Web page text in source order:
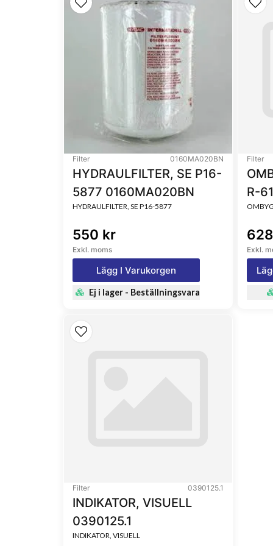
Filter 0160MA020BN
HYDRAULFILTER, SE P16-
5877 0160MA020BN
HYDRAULFILTER, SE P16-5877
550 kr
Exkl. moms
Lägg I Varukorgen
Ej i lager - Beställningsvara
Filter
R-
Exkl.
Filter 0390125.1
INDIKATOR, VISUELL
0390125.1
INDIKATOR, VISUELL